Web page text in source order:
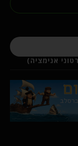
אנימציה)